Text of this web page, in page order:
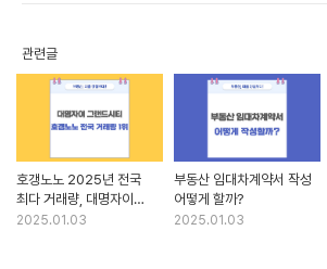
관련글
호갱노노 2025년 전국
최다 거래량, 대명자이
그랜드시티 그 이유는?
2025.01.03
부동산 임대차계약서 작성
어떻게 할까?
2025.01.03